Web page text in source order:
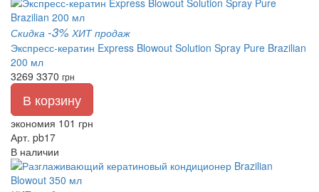
Скидка -3% ХИТ продаж
Экспресс-кератин Express Blowout Solution Spray Pure Brazilian
200 мл
3269 3370 грн
В корзину
экономия 101 грн
Арт. pb17
В наличии